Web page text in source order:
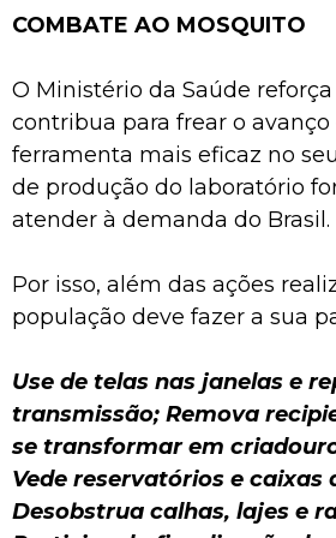
COMBATE AO MOSQUITO
O Ministério da Saúde
contribua para frear o
ferramenta mais eficaz no
de produção do laboratório
atender à demanda do Brasil.
Por isso, além das ações
população deve fazer a sua
Use de telas nas janelas e
transmissão; Remova
se transformar em
Vede reservatórios e caixas
Desobstrua calhas, lajes e